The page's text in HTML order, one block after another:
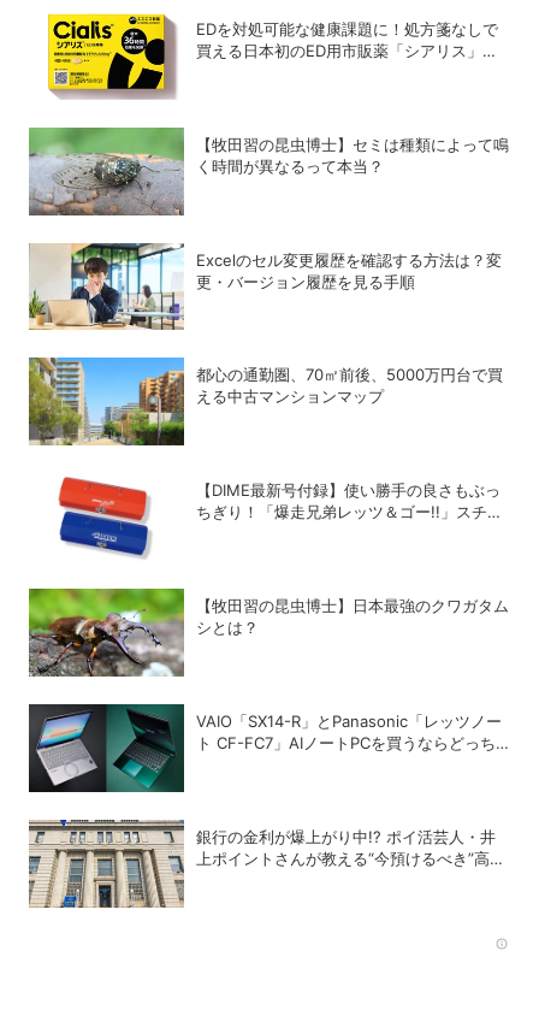
EDを対処可能な健康課題に！処方箋なしで
買える日本初のED用市販薬「シアリス」が
【牧田習の昆虫博士】セミは種類によって鳴
く時間が異なるって本当？
Excelのセル変更履歴を確認する方法は？変
更・バージョン履歴を見る手順
都心の通勤圏、70㎡前後、5000万円台で買
える中古マンションマップ
【DIME最新号付録】使い勝手の良さもぶっ
ちぎり！「爆走兄弟レッツ＆ゴー!!」スチー
【牧田習の昆虫博士】日本最強のクワガタム
シとは？
VAIO「SX14-R」とPanasonic「レッツノー
ト CF-FC7」AIノートPCを買うならどっち
銀行の金利が爆上がり中!? ポイ活芸人・井
上ポイントさんが教える“今預けるべき”高金